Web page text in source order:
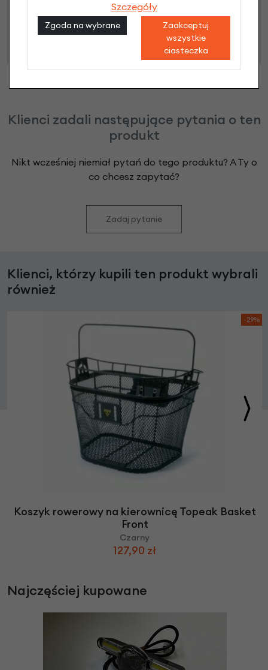
66 Kodeksu Cywilnego. Ostateczna decyzja o warunkach
i przyznaniu kredytu zostanie podjęta po ocenie
zdolności kredytowej.
Klienci zadali następujące pytania o ten
produkt
Nikt wcześniej niemiał pytań do tego produktu? A Ty o
co chcesz zapytać?
Zadaj pytanie
Klienci, którzy kupili ten produkt wybrali
również
-29%
Koszyk rowerowy na kierownicę Topeak Basket
Front
Czarny
127,90 zł
Najczęściej kupowane
Szczegóły
Zgoda na wybrane
Zaakceptuj
wszystkie
ciasteczka